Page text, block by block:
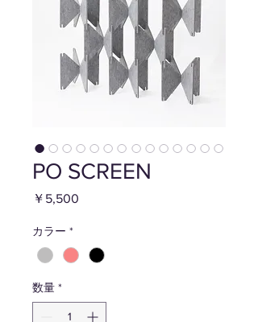
PO SCREEN
￥5,500
カラー *
数量 *